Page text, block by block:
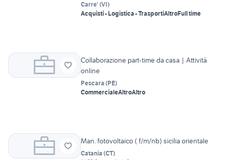
Carre' (VI)
Acquisti - Logistica - TrasportiAltroFull time
Collaborazione part-time da casa | Attività
online
Pescara (PE)
CommercialeAltroAltro
Man. fotovoltaico ( f/m/nb) sicilia orientale
Catania (CT)